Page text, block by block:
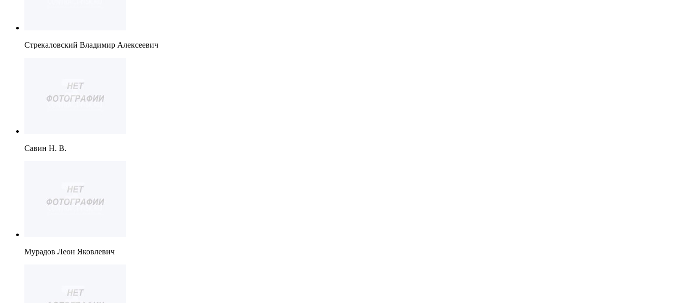
Стрекаловский Владимир Алексеевич
Савин Н. В.
Мурадов Леон Яковлевич